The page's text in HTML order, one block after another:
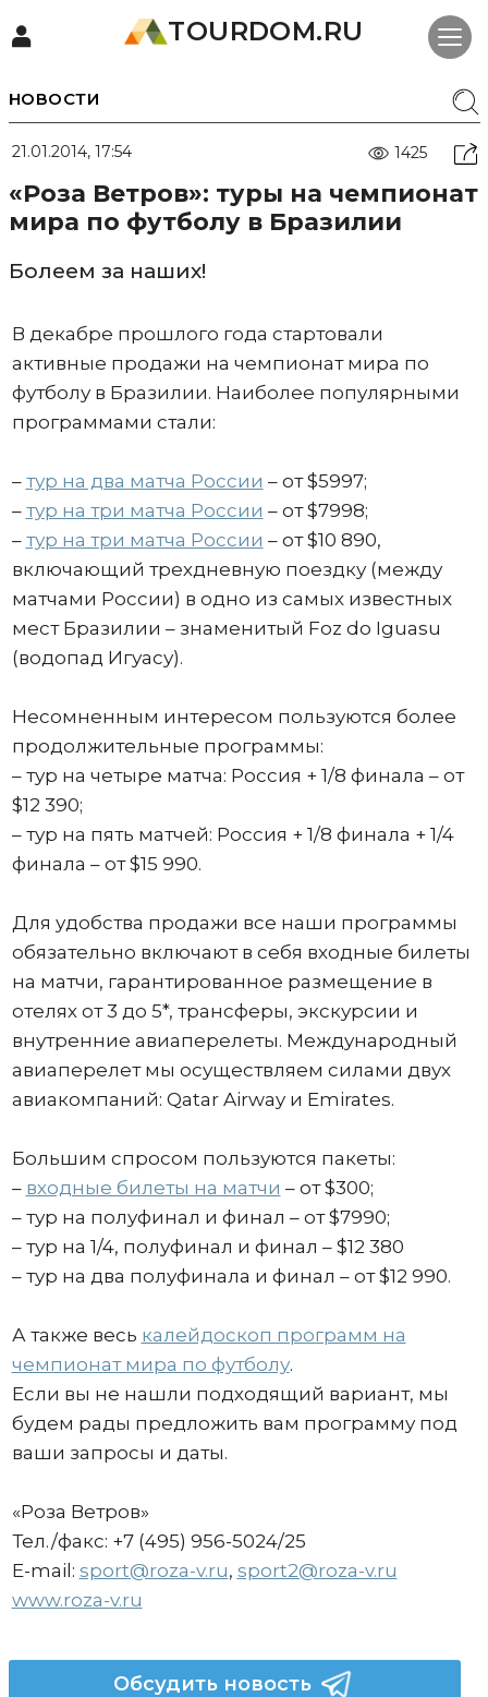
TOURDOM.RU
НОВОСТИ
21.01.2014, 17:54 1425
«Роза Ветров»: туры на чемпионат
мира по футболу в Бразилии
Болеем за наших!
В декабре прошлого года стартовали
активные продажи на чемпионат мира по
футболу в Бразилии. Наиболее популярными
программами стали:
– тур на два матча России – от $5997;
– тур на три матча России – от $7998;
– тур на три матча России – от $10 890,
включающий трехдневную поездку (между
матчами России) в одно из самых известных
мест Бразилии – знаменитый Foz do Iguasu
(водопад Игуасу).
Несомненным интересом пользуются более
продолжительные программы:
– тур на четыре матча: Россия + 1/8 финала – от
$12 390;
– тур на пять матчей: Россия + 1/8 финала + 1/4
финала – от $15 990.
Для удобства продажи все наши программы
обязательно включают в себя входные билеты
на матчи, гарантированное размещение в
отелях от 3 до 5*, трансферы, экскурсии и
внутренние авиаперелеты. Международный
авиаперелет мы осуществляем силами двух
авиакомпаний: Qatar Airway и Emirates.
Большим спросом пользуются пакеты:
– входные билеты на матчи – от $300;
– тур на полуфинал и финал – от $7990;
– тур на 1/4, полуфинал и финал – $12 380
– тур на два полуфинала и финал – от $12 990.
А также весь калейдоскоп программ на
чемпионат мира по футболу.
Если вы не нашли подходящий вариант, мы
будем рады предложить вам программу под
ваши запросы и даты.
«Роза Ветров»
Тел./факс: +7 (495) 956-5024/25
E-mail: sport@roza-v.ru, sport2@roza-v.ru
www.roza-v.ru
Обсудить новость